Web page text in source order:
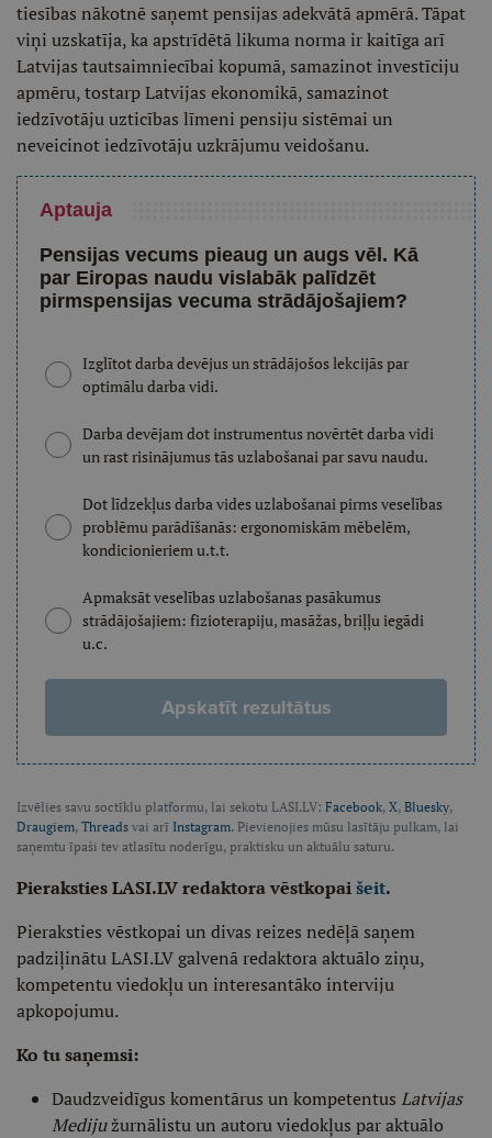
tiesības nākotnē saņemt pensijas adekvātā apmērā. Tāpat
viņi uzskatīja, ka apstrīdētā likuma norma ir kaitīga arī
Latvijas tautsaimniecībai kopumā, samazinot investīciju
apmēru, tostarp Latvijas ekonomikā, samazinot
iedzīvotāju uzticības līmeni pensiju sistēmai un
neveicinot iedzīvotāju uzkrājumu veidošanu.
Aptauja
Pensijas vecums pieaug un augs vēl. Kā
par Eiropas naudu vislabāk palīdzēt
pirmspensijas vecuma strādājošajiem?
Izglītot darba devējus un strādājošos lekcijās par
optimālu darba vidi.
Darba devējam dot instrumentus novērtēt darba vidi
un rast risinājumus tās uzlabošanai par savu naudu.
Dot līdzekļus darba vides uzlabošanai pirms veselības
problēmu parādīšanās: ergonomiskām mēbelēm,
kondicionieriem u.t.t.
Apmaksāt veselības uzlabošanas pasākumus
strādājošajiem: fizioterapiju, masāžas, briļļu iegādi
u.c.
Apskatīt rezultātus
Izvēlies savu soctīklu platformu, lai sekotu LASI.LV: Facebook, X, Bluesky,
Draugiem, Threads vai arī Instagram. Pievienojies mūsu lasītāju pulkam, lai
saņemtu īpaši tev atlasītu noderīgu, praktisku un aktuālu saturu.
Pieraksties LASI.LV redaktora vēstkopaišeit.
Pieraksties vēstkopai un divas reizes nedēļā saņem
padziļinātu LASI.LV galvenā redaktora aktuālo ziņu,
kompetentu viedokļu un interesantāko interviju
apkopojumu.
Ko tu saņemsi:
Daudzveidīgus komentārus un kompetentus Latvijas
Medijužurnālistu un autoru viedokļus par aktuālo